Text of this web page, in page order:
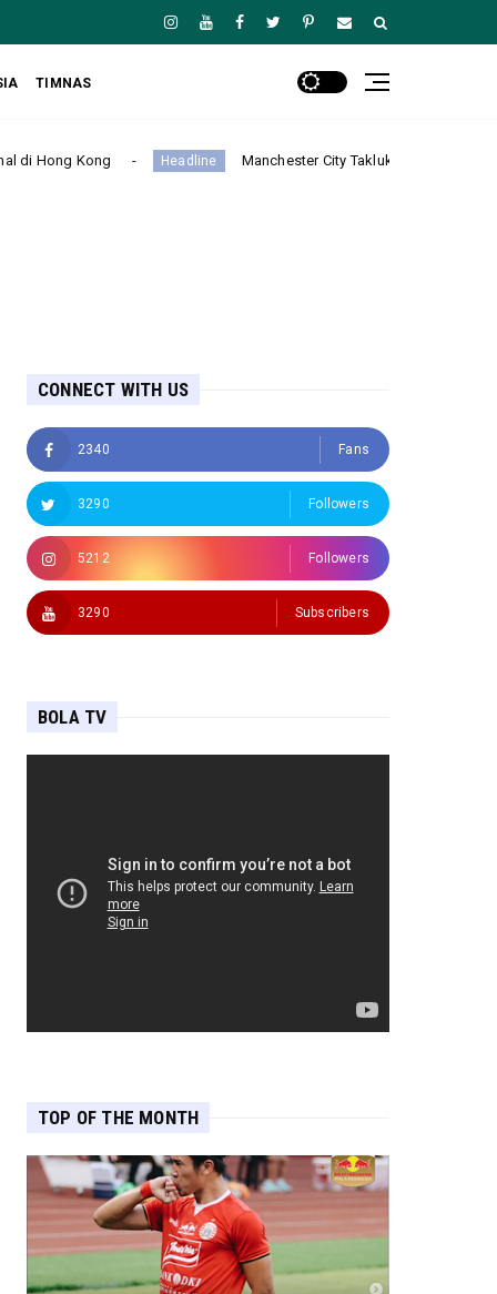
TIMNAS
Headline Manchester City Taklukkan K-League Stars 3-1 dalam Laga
CONNECT WITH US
2340 Fans
3290 Followers
5212 Followers
3290 Subscribers
BOLA TV
TOP OF THE MONTH